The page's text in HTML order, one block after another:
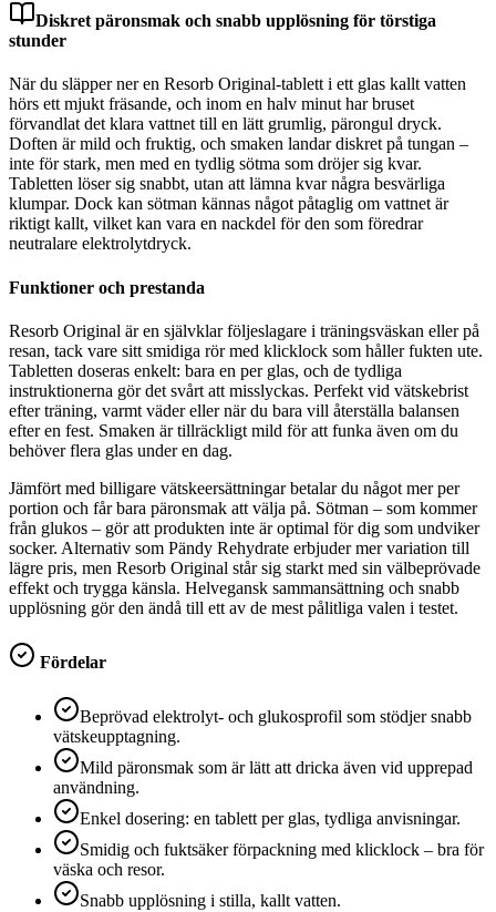
Diskret päronsmak och snabb upplösning för törstiga
stunder
När du släpper ner en Resorb Original-tablett i ett glas kallt vatten
hörs ett mjukt fräsande, och inom en halv minut har bruset
förvandlat det klara vattnet till en lätt grumlig, pärongul dryck.
Doften är mild och fruktig, och smaken landar diskret på tungan –
inte för stark, men med en tydlig sötma som dröjer sig kvar.
Tabletten löser sig snabbt, utan att lämna kvar några besvärliga
klumpar. Dock kan sötman kännas något påtaglig om vattnet är
riktigt kallt, vilket kan vara en nackdel för den som föredrar
neutralare elektrolytdryck.
Funktioner och prestanda
Resorb Original är en självklar följeslagare i träningsväskan eller på
resan, tack vare sitt smidiga rör med klicklock som håller fukten ute.
Tabletten doseras enkelt: bara en per glas, och de tydliga
instruktionerna gör det svårt att misslyckas. Perfekt vid vätskebrist
efter träning, varmt väder eller när du bara vill återställa balansen
efter en fest. Smaken är tillräckligt mild för att funka även om du
behöver flera glas under en dag.
Jämfört med billigare vätskeersättningar betalar du något mer per
portion och får bara päronsmak att välja på. Sötman – som kommer
från glukos – gör att produkten inte är optimal för dig som undviker
socker. Alternativ som Pändy Rehydrate erbjuder mer variation till
lägre pris, men Resorb Original står sig starkt med sin välbeprövade
effekt och trygga känsla. Helvegansk sammansättning och snabb
upplösning gör den ändå till ett av de mest pålitliga valen i testet.
Fördelar
Beprövad elektrolyt- och glukosprofil som stödjer snabb
vätskeupptagning.
Mild päronsmak som är lätt att dricka även vid upprepad
användning.
Enkel dosering: en tablett per glas, tydliga anvisningar.
Smidig och fuktsäker förpackning med klicklock – bra för
väska och resor.
Snabb upplösning i stilla, kallt vatten.